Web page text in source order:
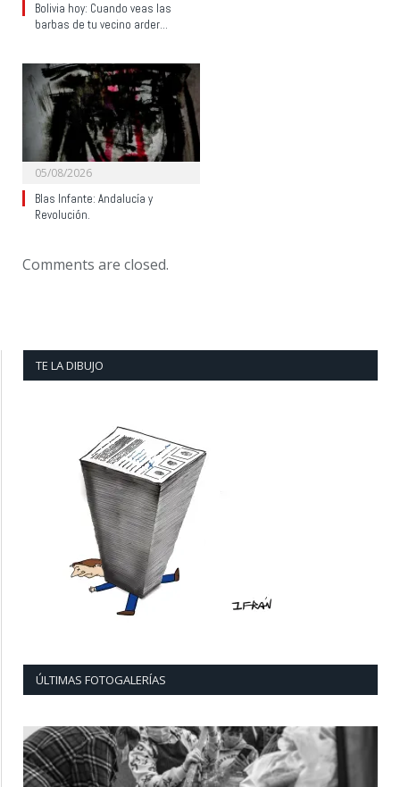
Bolivia hoy: Cuando veas las
barbas de tu vecino arder…
05/08/2026
Blas Infante: Andalucía y
Revolución.
Comments are closed.
TE LA DIBUJO
ÚLTIMAS FOTOGALERÍAS